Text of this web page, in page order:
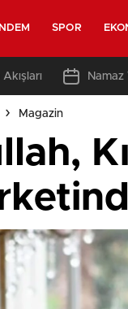
SPOR
Akışları Namaz
Magazin